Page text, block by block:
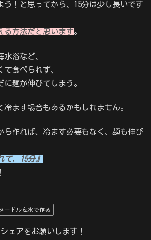
う！と思ってから、15分は少し長いです
る方法だと思います。
水浴など、
て食べられず、
に麺が伸びてしまう。
冷ます場合もあるかもしれません。
ら作れば、冷ます必要もなく、麺も伸び
て、15分』
ードルを水で作る
シェアをお願いします！